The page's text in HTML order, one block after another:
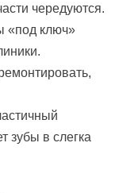
чередуются.
«под ключ»
зубы в слегка